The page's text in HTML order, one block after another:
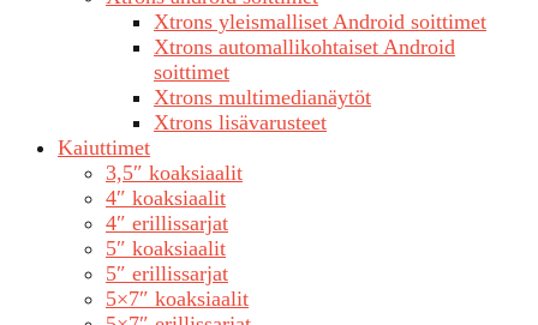
Xtrons yleismalliset Android soittimet
Xtrons automallikohtaiset Android
soittimet
Xtrons multimedianäytöt
Xtrons lisävarusteet
Kaiuttimet
3,5″ koaksiaalit
4″ koaksiaalit
4″ erillissarjat
5″ koaksiaalit
5″ erillissarjat
5×7″ koaksiaalit